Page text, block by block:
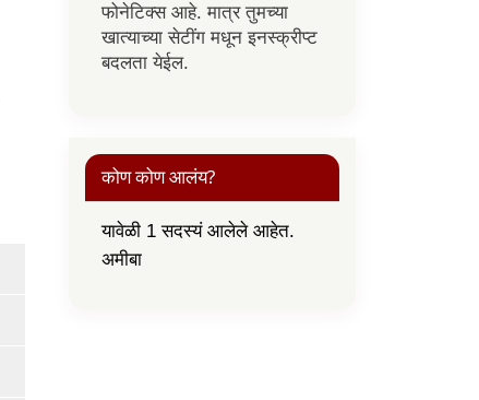
फोनेटिक्स आहे. मात्र तुमच्या
खात्याच्या सेटींग मधून इनस्क्रीप्ट
बदलता येईल.
कोण कोण आलंय?
यावेळी 1 सदस्यं आलेले आहेत.
अमीबा